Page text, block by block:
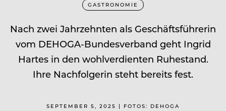
GASTRONOMIE
Nach zwei Jahrzehnten als Geschäftsführerin
vom DEHOGA-Bundesverband geht Ingrid
Hartes in den wohlverdienten Ruhestand.
Ihre Nachfolgerin steht bereits fest.
SEPTEMBER 5, 2025 | FOTOS: DEHOGA